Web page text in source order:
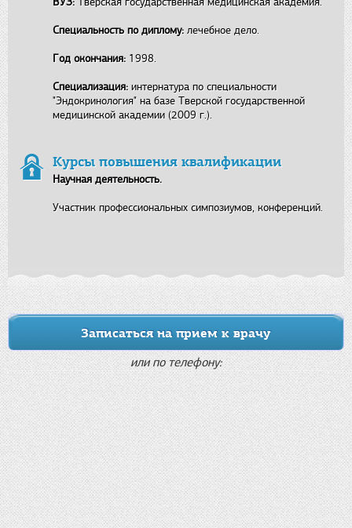
Специальность по диплому: лечебное дело.
Год окончания: 1998.
Специализация: интернатура по специальности
"Эндокринология" на базе Тверской государственной
медицинской академии (2009 г.).
Курсы повышения квалификации
Научная деятельность.
Участник профессиональных симпозиумов, конференций.
Записаться на прием к врачу
или по телефону: